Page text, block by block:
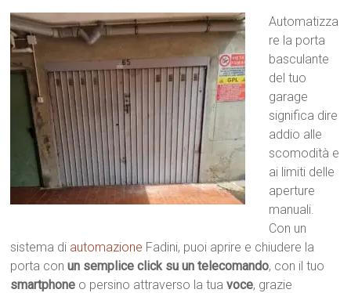
Automatizza
re la porta
basculante
del tuo
garage
significa dire
addio alle
scomodità e
ai limiti delle
aperture
manuali.
Con un
sistema di automazione Fadini, puoi aprire e chiudere la
porta conun semplice click su un telecomando, con il tuo
smartphone o persino attraverso la tuavoce, grazie